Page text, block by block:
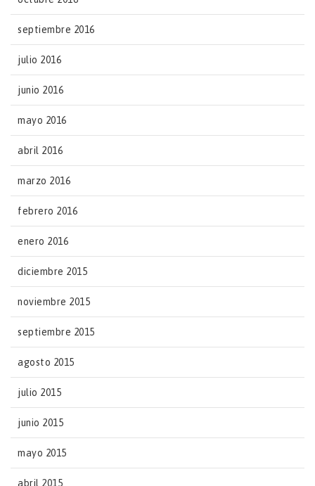
septiembre 2016
julio 2016
junio 2016
mayo 2016
abril 2016
marzo 2016
febrero 2016
enero 2016
diciembre 2015
noviembre 2015
septiembre 2015
agosto 2015
julio 2015
junio 2015
mayo 2015
abril 2015